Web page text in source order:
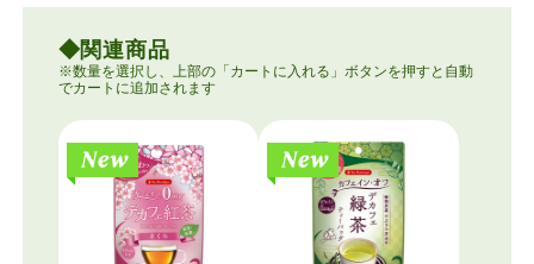
関連商品